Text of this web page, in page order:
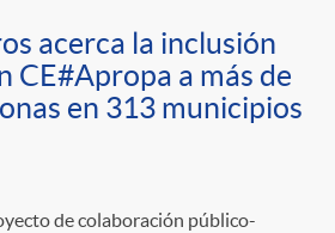
acerca la inclusión
CE#Apropa a más de
en 313 municipios
de colaboración público-